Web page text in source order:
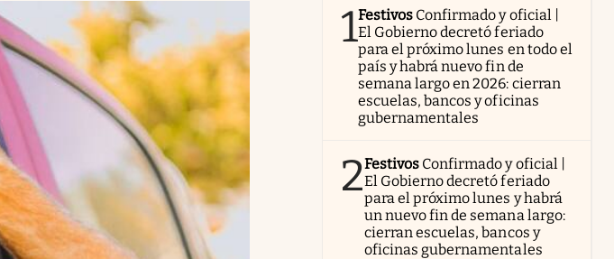
1Festivos Confirmado y oficial |
El Gobierno decretó feriado
para el próximo lunes en todo el
país y habrá nuevo fin de
semana largo en 2026: cierran
escuelas, bancos y oficinas
gubernamentales
2Festivos Confirmado y oficial |
El Gobierno decretó feriado
para el próximo lunes y habrá
un nuevo fin de semana largo:
cierran escuelas, bancos y
oficinas gubernamentales